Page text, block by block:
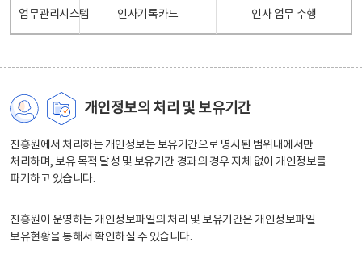
업무관리시스템 인사기록카드 인사 업무 수행
개인정보의 처리 및 보유기간
진흥원에서 처리하는 개인정보는 보유기간으로 명시된 범위내에서만
처리하며, 보유 목적 달성 및 보유기간 경과의 경우 지체 없이 개인정보를
파기하고 있습니다.
진흥원이 운영하는 개인정보파일의 처리 및 보유기간은 개인정보파일
보유현황을 통해서 확인하실 수 있습니다.